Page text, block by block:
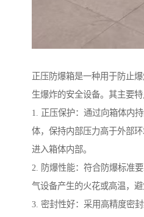
正压防爆箱是一种用于防止
生爆炸的安全设备。其主要特
1. 正压保护：通过向箱体内
体，保持内部压力高于外部
进入箱体内部。
2. 防爆性能：符合防爆标准
气设备产生的火花或高温，避
3. 密封性好：采用高精度密